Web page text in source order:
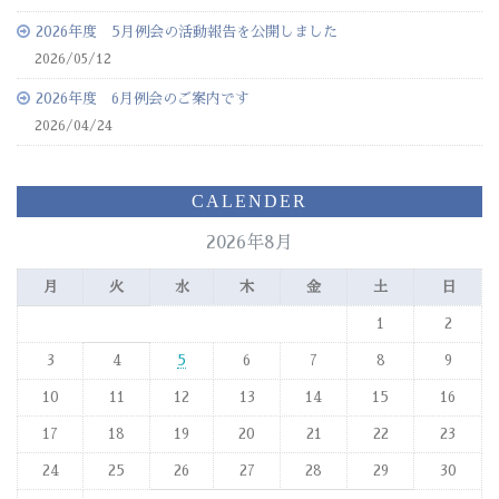
2026年度 5月例会の活動報告を公開しました
2026/05/12
2026年度 6月例会のご案内です
2026/04/24
CALENDER
2026年8月
月 火 水 木 金 土 日
1 2
3 4 5 6 7 8 9
10 11 12 13 14 15 16
17 18 19 20 21 22 23
24 25 26 27 28 29 30